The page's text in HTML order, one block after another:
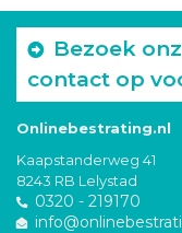
Bezoek
contact op
Onlinebestrating.nl
Kaapstanderweg 41
8243 RB Lelystad
0320 - 219170